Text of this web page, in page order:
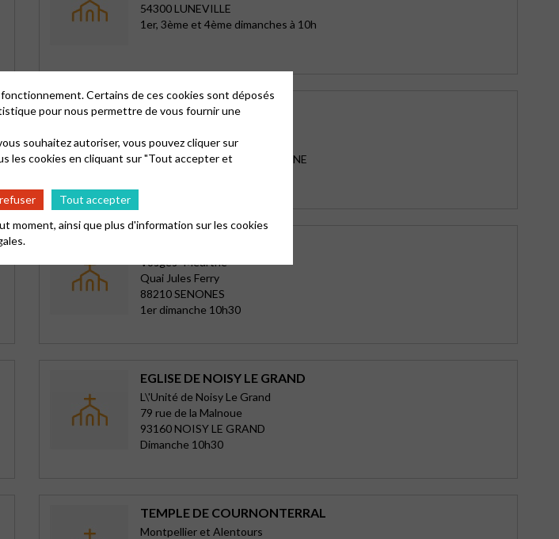
54300 LUNEVILLE
1er, 3ème et 4ème dimanches à 10h
TEMPLE DE CHAMPIGNY
13 rue Jean Jaurès
94500 CHAMPIGNY SUR MARNE
Vosges -Meurthe
Quai Jules Ferry
88210 SENONES
1er dimanche 10h30
EGLISE DE NOISY LE GRAND
L\'Unité de Noisy Le Grand
79 rue de la Malnoue
93160 NOISY LE GRAND
Dimanche 10h30
TEMPLE DE COURNONTERRAL
Montpellier et Alentours
Certains de ces cookies sont déposés
pour nous permettre de vous fournir une
souhaitez autoriser, vous pouvez cliquer sur
les cookies en cliquant sur "Tout accepter et
Tout accepter
moment, ainsi que plus d'information sur les cookies